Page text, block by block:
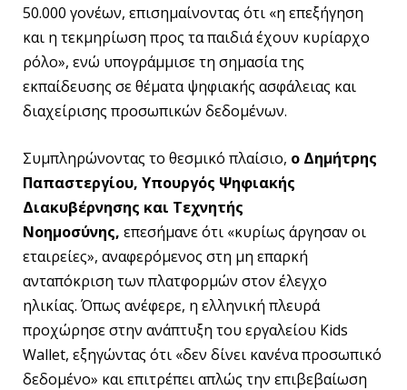
50.000 γονέων, επισημαίνοντας ότι «η επεξήγηση
και η τεκμηρίωση προς τα παιδιά έχουν κυρίαρχο
ρόλο», ενώ υπογράμμισε τη σημασία της
εκπαίδευσης σε θέματα ψηφιακής ασφάλειας και
διαχείρισης προσωπικών δεδομένων.
Συμπληρώνοντας το θεσμικό πλαίσιο, ο Δημήτρης
Παπαστεργίου, Υπουργός Ψηφιακής
Διακυβέρνησης και Τεχνητής
Νοημοσύνης, επεσήμανε ότι «κυρίως άργησαν οι
εταιρείες», αναφερόμενος στη μη επαρκή
ανταπόκριση των πλατφορμών στον έλεγχο
ηλικίας. Όπως ανέφερε, η ελληνική πλευρά
προχώρησε στην ανάπτυξη του εργαλείου Kids
Wallet, εξηγώντας ότι «δεν δίνει κανένα προσωπικό
δεδομένο» και επιτρέπει απλώς την επιβεβαίωση